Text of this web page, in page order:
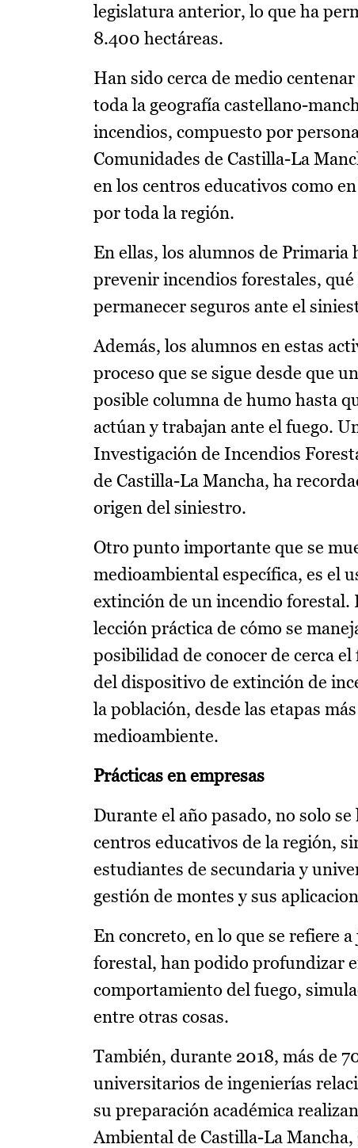
legislatura anterior, lo que ha
8.400 hectáreas.
Han sido cerca de medio
toda la geografía castellano-
incendios, compuesto por
Comunidades de Castilla-La
en los centros educativos como
por toda la región.
En ellas, los alumnos de
prevenir incendios forestales, qué
permanecer seguros ante el
Además, los alumnos en estas
proceso que se sigue desde que
posible columna de humo hasta
actúan y trabajan ante el fuego.
Investigación de Incendios
de Castilla-La Mancha, ha
origen del siniestro.
Otro punto importante que se
medioambiental específica, es el
extinción de un incendio forestal.
lección práctica de cómo se
posibilidad de conocer de cerca
del dispositivo de extinción de
la población, desde las etapas
medioambiente.
Prácticas en empresas
Durante el año pasado, no solo
centros educativos de la región,
estudiantes de secundaria y
gestión de montes y sus
En concreto, en lo que se refiere
forestal, han podido profundizar
comportamiento del fuego,
entre otras cosas.
También, durante 2018, más de
universitarios de ingenierías
su preparación académica
Ambiental de Castilla-La